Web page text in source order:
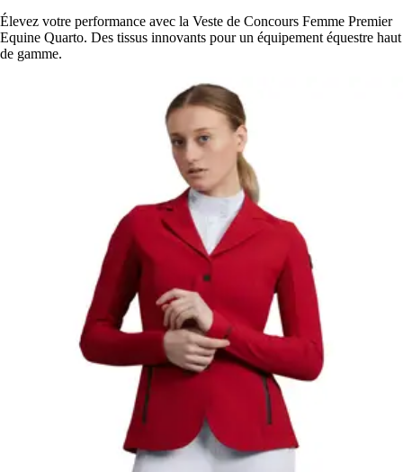
Élevez votre performance avec la Veste de Concours Femme Premier
Equine Quarto. Des tissus innovants pour un équipement équestre haut
de gamme.